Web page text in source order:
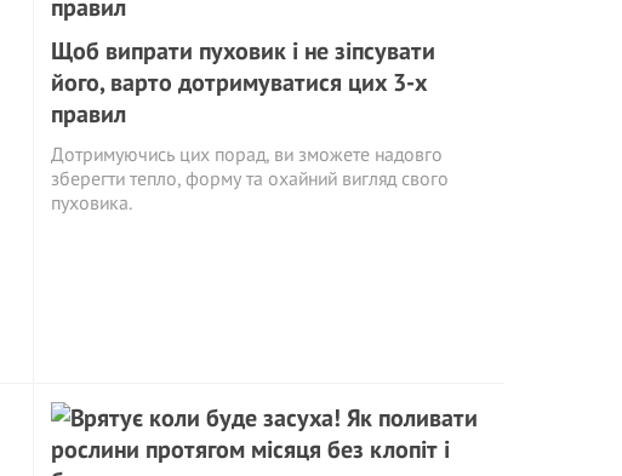
Щоб випрати пуховик і не зіпсувати
його, варто дотримуватися цих 3-х
правил
Дотримуючись цих порад, ви зможете надовго
зберегти тепло, форму та охайний вигляд свого
пуховика.